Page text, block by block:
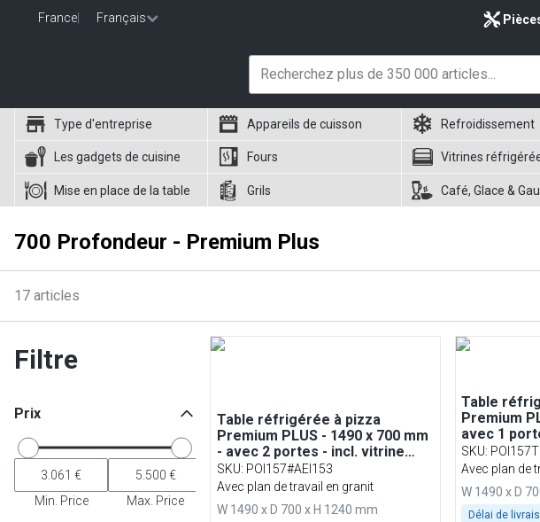
France Français
Type d'entreprise Appareils de cuisson Refroidissement
Les gadgets de cuisine Fours Vitrines
Mise en place de la table Grils Café, Glace &
700 Profondeur - Premium Plus
17 articles
Filtre
Prix
Min. Price Max. Price
Table réfrigérée à pizza
Premium PLUS - 1490 x 700 mm
- avec 2 portes - incl. vitrine
réfrigérée de présentation - 6x
GN 1/4
SKU: POI157#AEI153
Avec plan de travail en granit
W 1490 x D 700 x H 1240 mm
Table
Premium
avec 1
vitrine
SKU:
Avec plan de
W 1490 x D
Délai de